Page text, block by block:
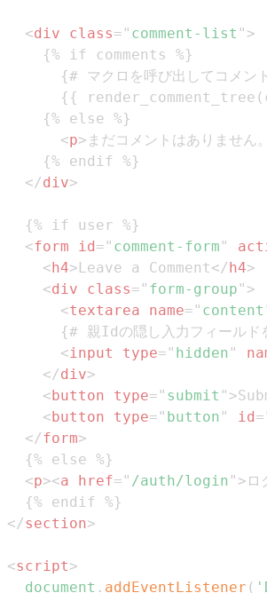
<div class= " comment-list " >
<p> まだコメントはありません
</div>
<form id= " comment-form "
<h4>Leave a Comment</h4>
<div class= " form-group " >
<textarea name= " content
<input type= " hidden "
</div>
<button type= " submit " >
<button type= " button " id=
</form>
<p><a href= " /auth/login " > ロ
</section>
<script>
document . addEventListener (